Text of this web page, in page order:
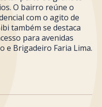
O bairro reúne o
com o agito de
também se destaca
para avenidas
e Brigadeiro Faria Lima.